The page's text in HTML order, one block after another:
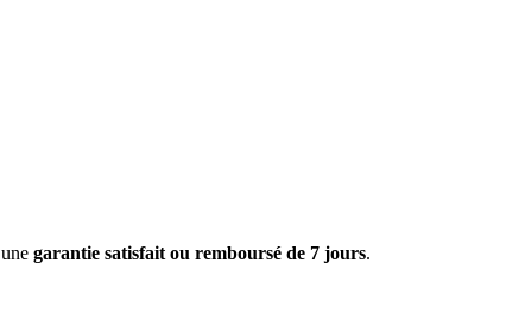
garantie satisfait ou remboursé de 7 jours.